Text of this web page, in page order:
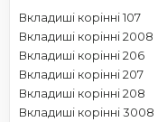
Вкладиші корінні 107
Вкладиші корінні 2008
Вкладиші корінні 206
Вкладиші корінні 207
Вкладиші корінні 208
Вкладиші корінні 3008